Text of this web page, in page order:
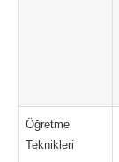
Öğretme
Teknikleri